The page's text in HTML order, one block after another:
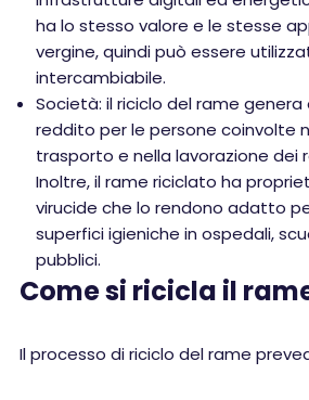
ha lo stesso valore e le stesse
vergine, quindi può essere
intercambiabile.
Società: il riciclo del rame
reddito per le persone coinvolte
trasporto e nella lavorazione dei
Inoltre, il rame riciclato ha
virucide che lo rendono adatto
superfici igieniche in ospedali,
pubblici.
Come si ricicla il
Il processo di riciclo del rame